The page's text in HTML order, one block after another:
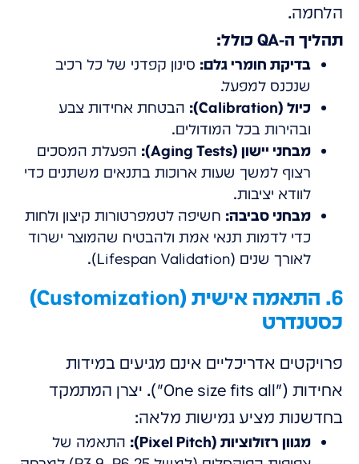
הלחמה.
תהליך ה-QA כולל:
בדיקת חומרי גלם: סינון קפדני של כל רכיב
שנכנס למפעל.
כיול (Calibration):
הבטחת אחידות צבע
ובהירות בכל המודולים.
מבחני יישון (Aging Tests):
הפעלת המסכים
רצוף למשך שעות ארוכות בתנאים משתנים כדי
לוודא יציבות.
מבחני סביבה: חשיפה לטמפרטורות קיצון ולחות
כדי לדמות תנאי אמת ולהבטיח שהמוצר ישרוד
לאורך שנים (Lifespan Validation).
6. התאמה אישית (Customization)
כסטנדרט
פרויקטים אדריכליים אינם מגיעים במידות
אחידות ("One size fits all"). יצרן המתמקד
בחדשנות מציע גמישות מלאה:
מגוון רזולוציות (Pixel Pitch):
התאמה של